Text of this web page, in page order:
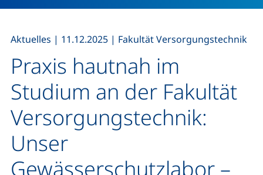
Praxis hautnah im
Studium an der Fakultät
Versorgungstechnik:
Unser
Gewässerschutzlabor –
Aktuelles | 11.12.2025 | Fakultät Versorgungstechnik